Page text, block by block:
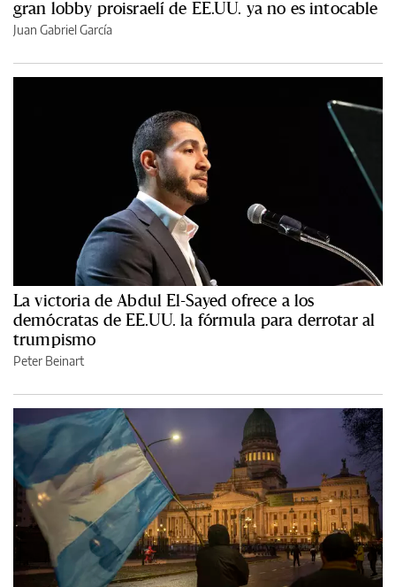
gran lobby proisraelí de EE.UU. ya no es intocable
Juan Gabriel García
La victoria de Abdul El-Sayed ofrece a los
demócratas de EE.UU. la fórmula para derrotar al
trumpismo
Peter Beinart